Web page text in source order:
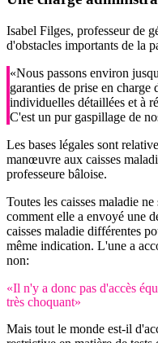
Isabel Filges, professeur de
d'obstacles importants de la
«Nous passons environ
garanties de prise en charge
individuelles détaillées et à
C'est un pur gaspillage de
Les bases légales sont
manœuvre aux caisses
professeure bâloise.
Toutes les caisses maladie
comment elle a envoyé une
caisses maladie différentes
même indication. L'une a
non:
«Il n'y a donc pas d'accès
très choquant»
Mais tout le monde est-il